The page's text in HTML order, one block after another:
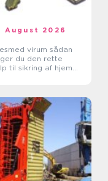
August 2026
virum sådan
du den rette
til sikring af hjem